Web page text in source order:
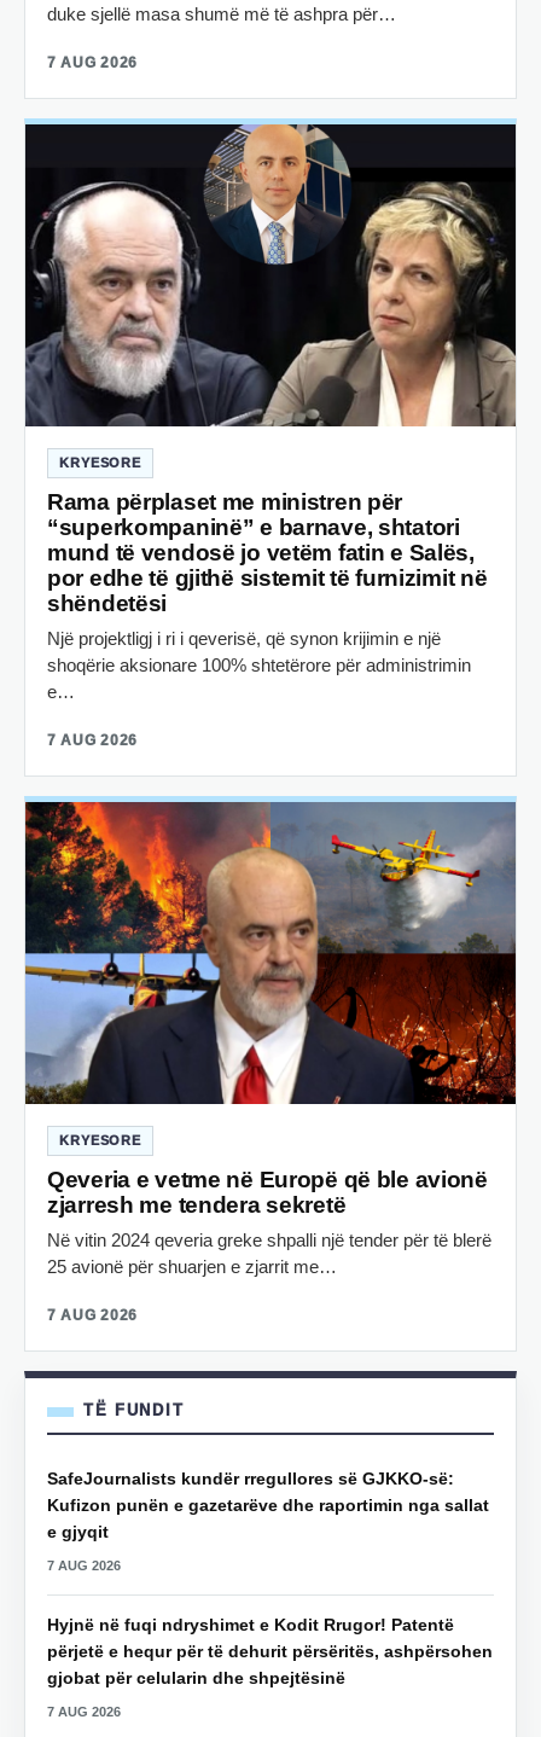
duke sjellë masa shumë më të ashpra për…
7 AUG 2026
KRYESORE
Rama përplaset me ministren për
“superkompaninë” e barnave, shtatori
mund të vendosë jo vetëm fatin e Salës,
por edhe të gjithë sistemit të furnizimit në
shëndetësi
Një projektligj i ri i qeverisë, që synon krijimin e një
shoqërie aksionare 100% shtetërore për administrimin
e…
7 AUG 2026
KRYESORE
Qeveria e vetme në Europë që ble avionë
zjarresh me tendera sekretë
Në vitin 2024 qeveria greke shpalli një tender për të blerë
25 avionë për shuarjen e zjarrit me…
7 AUG 2026
TË FUNDIT
SafeJournalists kundër rregullores së GJKKO-së:
Kufizon punën e gazetarëve dhe raportimin nga sallat
e gjyqit
7 AUG 2026
Hyjnë në fuqi ndryshimet e Kodit Rrugor! Patentë
përjetë e hequr për të dehurit përsëritës, ashpërsohen
gjobat për celularin dhe shpejtësinë
7 AUG 2026